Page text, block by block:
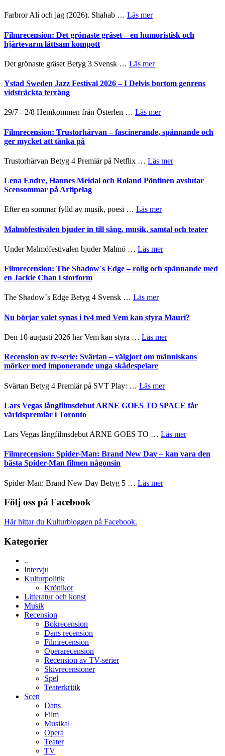
19
titlar
filmprogram
Farbror Ali och jag (2026). Shahab … Läs merom
Shahab
Mehrabi
Kulturs
Filmrecension: Det grönaste gräset – en humoristisk och
hjärtevarm lättsam kompott
Det grönaste gräset Betyg 3 Svensk … Läs merom
Det
grönaste
en
och
kompott
Ystad Sweden Jazz Festival 2026 – I Delvis bortom genrens
vidsträckta terräng
29/7 - 2/8 Hemkommen från Österlen … Läs merom
Sweden
Jazz
–
Delvis
vidsträckta
Filmrecension: Trustorhärvan – fascinerande, spännande och
ger mycket att tänka på
Trustorhärvan Betyg 4 Premiär på Netflix … Läs merom
Trustorhärvan
mycket
Lena Endre, Hannes Meidal och Roland Pöntinen avslutar
Scensommar på Artipelag
Efter en sommar fylld av musik, poesi … Läs merom
Endre,
Hannes
och
Pöntinen
Malmöfestivalen bjuder in till sång, musik, samtal och teater
Under Malmöfestivalen bjuder Malmö … Läs merom
bjuder
in
och
Filmrecension: The Shadow´s Edge – rolig och spännande med
en Jackie Chan i storform
The Shadow´s Edge Betyg 4 Svensk … Läs merom
The
Shadow
Edge
rolig
med
Jackie
storform
Nu börjar valet synas i tv4 med Vem kan styra Mauri?
Den 10 augusti 2026 har Vem kan styra … Läs merom
börjar
Vem
Mauri?
Recension av tv-serie: Svärtan – välgjort om människans
mörker med imponerande unga skådespelare
Svärtan Betyg 4 Premiär på SVT Play: … Läs merom
av
Svärtan
–
om
Lars Vegas långfilmsdebut ARNE GOES TO SPACE får
världspremiär i Toronto
Lars Vegas långfilmsdebut ARNE GOES TO … Läs merom
Vegas
Filmrecension: Spider-Man: Brand New Day – kan vara den
bästa Spider-Man filmen någonsin
Spider-Man: Brand New Day Betyg 5 … Läs merom
Följ oss på Facebook
Här hittar du Kulturbloggen på Facebook.
Kategorier
..
Intervju
Kulturpolitik
Krönikor
Litteratur och konst
Musik
Recension
Bokrecension
Dans recension
Filmrecension
Operarecension
Recension av TV-serier
Skivrecensioner
Spel
Teaterkritik
Scen
Dans
Film
Musikal
Opera
Teater
TV